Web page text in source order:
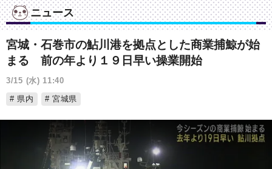
ニュース
宮城・石巻市の鮎川港を拠点とした商業捕鯨が始
まる 前の年より１９日早い操業開始
3/15 (水) 11:40
県内
宮城県